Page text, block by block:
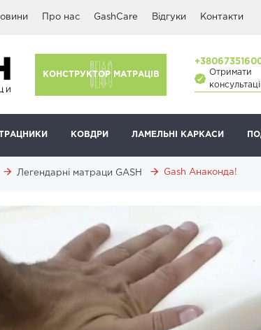
Про нас GashCare Відгуки Контакти
КОНСТРУКТОР МАТРАЦІВ
Отримати
КОВДРИ ЛАМЕЛЬНІ КАРКАСИ
Легендарні матраци GASH Gash Анаконда!